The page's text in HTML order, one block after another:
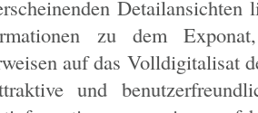
Detailansichten
zu dem
auf das Volldigitalisat
und